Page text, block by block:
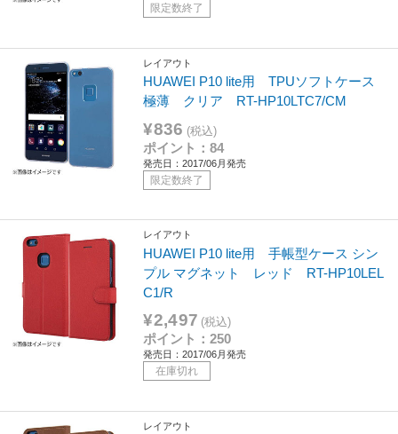
限定数終了
レイアウト
HUAWEI P10 lite用 TPUソフトケース
極薄 クリア RT-HP10LTC7/CM
¥836 (税込)
ポイント：84
発売日：2017/06月発売
限定数終了
レイアウト
HUAWEI P10 lite用 手帳型ケース シン
プル マグネット レッド RT-HP10LEL
C1/R
¥2,497 (税込)
ポイント：250
発売日：2017/06月発売
在庫切れ
レイアウト